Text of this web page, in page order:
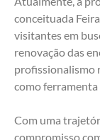
conceituada
visitantes em
renovação das
profissionalismo
como
Com uma
compromisso